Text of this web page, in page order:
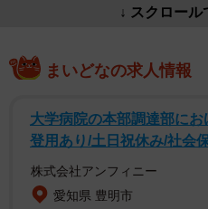
↓ スクロール
まいどなの求人情報
大学病院の本部調達部に
登用あり/土日祝休み/社会
株式会社アンフィニー
愛知県 豊明市